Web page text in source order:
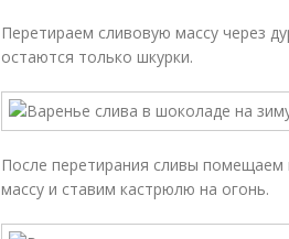
Перетираем сливовую массу через
остаются только шкурки.
После перетирания сливы
массу и ставим кастрюлю на огонь.